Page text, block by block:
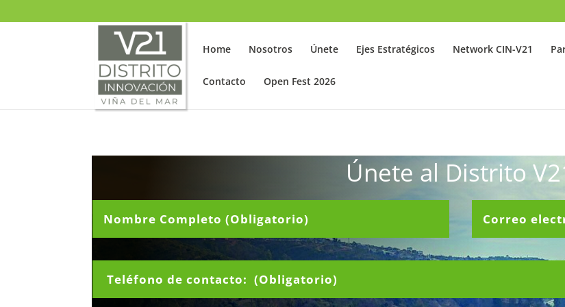
Home Nosotros Únete Ejes Estratégicos Network CIN-V21
Contacto Open Fest 2026
Únete al Distrito